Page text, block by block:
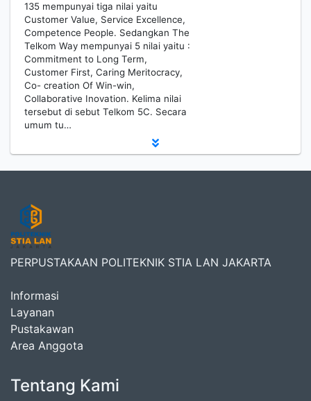
135 mempunyai tiga nilai yaitu
Customer Value, Service Excellence,
Competence People. Sedangkan The
Telkom Way mempunyai 5 nilai yaitu :
Commitment to Long Term,
Customer First, Caring Meritocracy,
Co- creation Of Win-win,
Collaborative Inovation. Kelima nilai
tersebut di sebut Telkom 5C. Secara
umum tu…
PERPUSTAKAAN POLITEKNIK STIA LAN JAKARTA
Informasi
Layanan
Pustakawan
Area Anggota
Tentang Kami